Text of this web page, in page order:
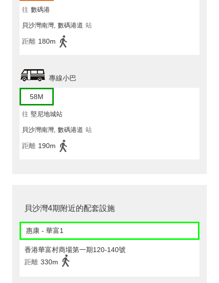
往 數碼港
貝沙灣南灣, 數碼港道 站
距離 180m
專線小巴
58M
往 堅尼地城站
貝沙灣南灣, 數碼港道 站
距離 190m
貝沙灣4期附近的配套設施
惠康 - 華富1
香港華富村商場第一期120-140號
距離 330m